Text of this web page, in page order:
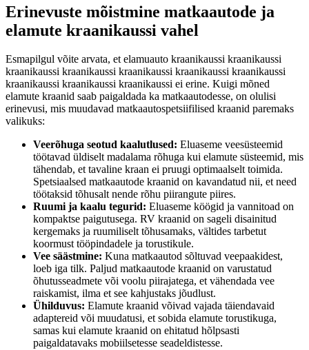
Erinevuste mõistmine matkaautode ja
elamute kraanikaussi vahel
Esmapilgul võite arvata, et elamuauto kraanikaussi kraanikaussi
kraanikaussi kraanikaussi kraanikaussi kraanikaussi kraanikaussi
kraanikaussi kraanikaussi kraanikaussi ei erine. Kuigi mõned
elamute kraanid saab paigaldada ka matkaautodesse, on olulisi
erinevusi, mis muudavad matkaautospetsiifilised kraanid paremaks
valikuks:
Veerõhuga seotud kaalutlused: Eluaseme veesüsteemid
töötavad üldiselt madalama rõhuga kui elamute süsteemid, mis
tähendab, et tavaline kraan ei pruugi optimaalselt toimida.
Spetsiaalsed matkaautode kraanid on kavandatud nii, et need
töötaksid tõhusalt nende rõhu piirangute piires.
Ruumi ja kaalu tegurid: Eluaseme köögid ja vannitoad on
kompaktse paigutusega. RV kraanid on sageli disainitud
kergemaks ja ruumiliselt tõhusamaks, vältides tarbetut
koormust tööpindadele ja torustikule.
Vee säästmine: Kuna matkaautod sõltuvad veepaakidest,
loeb iga tilk. Paljud matkaautode kraanid on varustatud
õhutusseadmete või voolu piirajatega, et vähendada vee
raiskamist, ilma et see kahjustaks jõudlust.
Ühilduvus: Elamute kraanid võivad vajada täiendavaid
adaptereid või muudatusi, et sobida elamute torustikuga,
samas kui elamute kraanid on ehitatud hõlpsasti
paigaldatavaks mobiilsetesse seadeldistesse.